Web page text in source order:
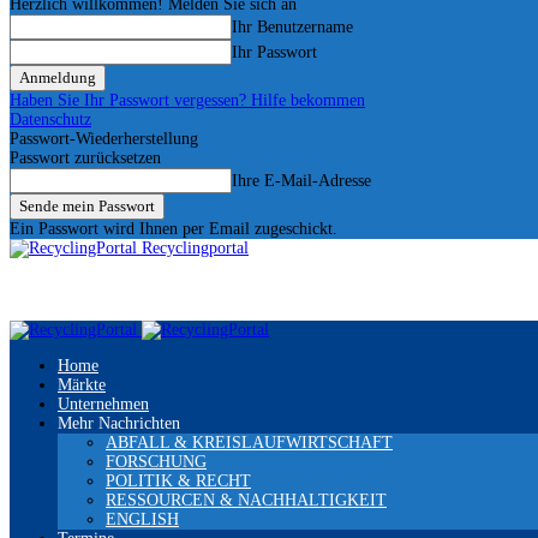
Herzlich willkommen! Melden Sie sich an
Ihr Benutzername
Ihr Passwort
Haben Sie Ihr Passwort vergessen? Hilfe bekommen
Datenschutz
Passwort-Wiederherstellung
Passwort zurücksetzen
Ihre E-Mail-Adresse
Ein Passwort wird Ihnen per Email zugeschickt.
Recyclingportal
Home
Märkte
Unternehmen
Mehr Nachrichten
ABFALL & KREISLAUFWIRTSCHAFT
FORSCHUNG
POLITIK & RECHT
RESSOURCEN & NACHHALTIGKEIT
ENGLISH